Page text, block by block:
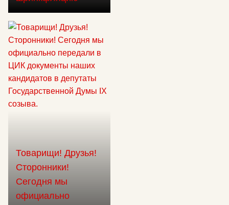
Товарищи! Друзья!
Сторонники!
Сегодня мы
официально